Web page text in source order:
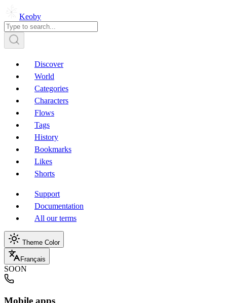
Keoby
Discover
World
Categories
Characters
Flows
Tags
History
Bookmarks
Likes
Shorts
Support
Documentation
All our terms
Theme Color
Français
SOON
Mobile apps